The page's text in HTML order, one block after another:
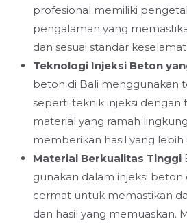
profesional memiliki
pengalaman yang
dan sesuai standar
Teknologi Injeksi Beton
beton di Bali menggunakan
seperti teknik injeksi dengan
material yang ramah
memberikan hasil yang lebih
Material Berkualitas Tinggi
gunakan dalam injeksi beton
cermat untuk memastikan
dan hasil yang memuaskan.